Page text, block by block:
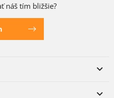
náš tím bližšie?